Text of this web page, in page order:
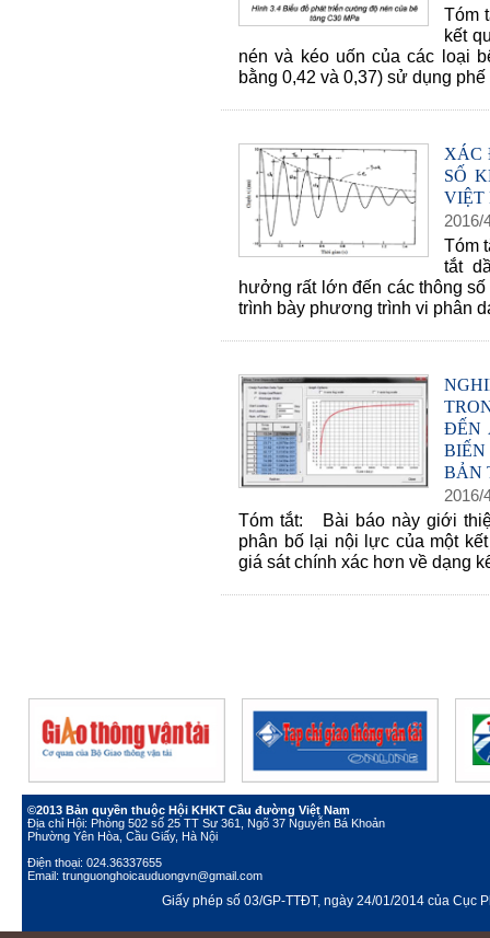
Tóm
kết
nén và kéo uốn của các loại
bằng 0,42 và 0,37) sử dụng phế
XÁC
SỐ
VIỆT
2016/
Tóm
tắt
hưởng rất lớn đến các thông
trình bày phương trình vi phân
ĐẾN
BẢN
2016/
Tóm tắt: Bài báo này giới
phân bố lại nội lực của một
giá sát chính xác hơn về dạng
©2013 Bản quyền thuộc Hội KHKT Cầu đường Việt Nam
Địa chỉ Hội: Phòng 502 số 25 TT Sư 361, Ngõ 37 Nguyễn Bá Khoản
Phường Yên Hòa, Cầu Giấy, Hà Nội
Điện thoại: 024.36337655
Email: trunguonghoicauduongvn@gmail.com
Giấy phép số 03/GP-TTĐT, ngày 24/01/2014 của Cục